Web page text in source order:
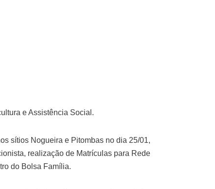
e Assistência Social.
sítios Nogueira e Pitombas no dia 25/01,
realização de Matrículas para Rede
do Bolsa Família.